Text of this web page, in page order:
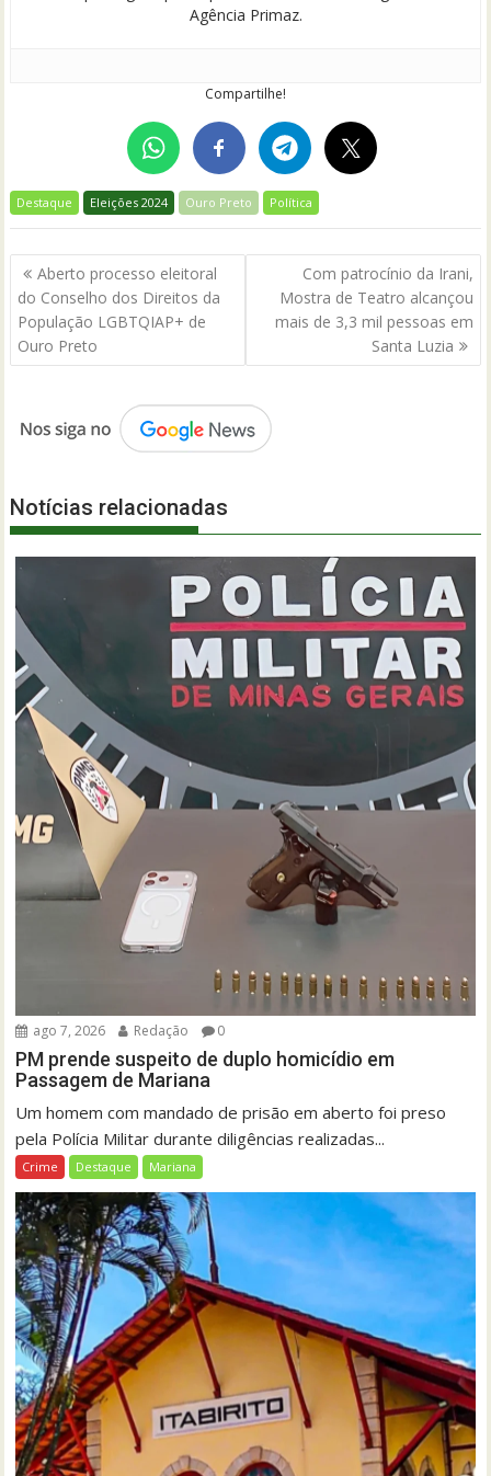
Agência Primaz.
Compartilhe!
Destaque Eleições 2024 Ouro Preto Política
Navegação
de
Post
Aberto processo eleitoral
do Conselho dos Direitos da
População LGBTQIAP+ de
Ouro Preto
Com patrocínio da Irani,
Mostra de Teatro alcançou
mais de 3,3 mil pessoas em
Santa Luzia
Notícias relacionadas
ago 7, 2026 Redação 0
PM prende suspeito de duplo homicídio em
Passagem de Mariana
Um homem com mandado de prisão em aberto foi preso
pela Polícia Militar durante diligências realizadas...
Crime Destaque Mariana